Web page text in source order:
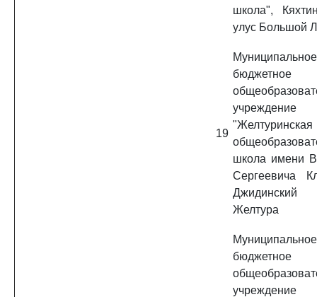
школа",
улус Большой
19
Муниципальное
бюджетное
учреждение
школа имени
Сергеевича
Желтура
Муниципальное
бюджетное
учреждение